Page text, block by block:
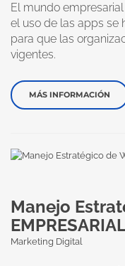
El mundo
el uso de las apps se
para que las
vigentes.
MÁS INFORMACIÓN
Manejo
Marketing Digital